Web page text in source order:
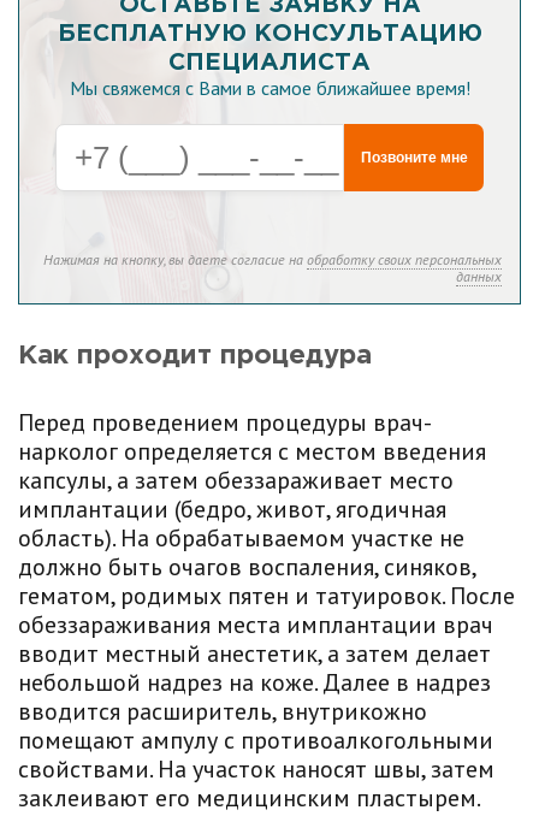
ОСТАВЬТЕ ЗАЯВКУ НА
БЕСПЛАТНУЮ КОНСУЛЬТАЦИЮ
СПЕЦИАЛИСТА
Мы свяжемся с Вами в самое ближайшее время!
Позвоните мне
Нажимая на кнопку, вы даете согласие на обработку своих персональных
данных
Как проходит процедура
Перед проведением процедуры врач-
нарколог определяется с местом введения
капсулы, а затем обеззараживает место
имплантации (бедро, живот, ягодичная
область). На обрабатываемом участке не
должно быть очагов воспаления, синяков,
гематом, родимых пятен и татуировок. После
обеззараживания места имплантации врач
вводит местный анестетик, а затем делает
небольшой надрез на коже. Далее в надрез
вводится расширитель, внутрикожно
помещают ампулу с противоалкогольными
свойствами. На участок наносят швы, затем
заклеивают его медицинским пластырем.